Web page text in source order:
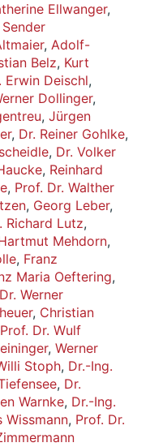
Ellwanger,
, Adolf-
Belz, Kurt
Erwin Deischl,
Dollinger,
, Jürgen
, Dr. Reiner Gohlke,
, Dr. Volker
, Reinhard
, Prof. Dr. Walther
, Georg Leber,
Richard Lutz,
Mehdorn,
, Franz
Maria Oeftering,
Werner
, Christian
Prof. Dr. Wulf
, Werner
Stoph, Dr.-Ing.
, Dr.
Warnke, Dr.-Ing.
Wissmann, Prof. Dr.